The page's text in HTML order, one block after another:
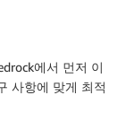
에서 먼저 이
사항에 맞게 최적